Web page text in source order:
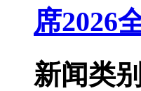
席2026
新闻类